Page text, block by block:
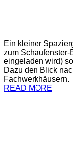
Ein kleiner
zum Schaufenster-
eingeladen wird)
Dazu den Blick
Fachwerkhäusern.
READ MORE